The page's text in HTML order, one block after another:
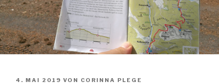
VERÖFFENTLICHT
4. MAI 2019 VON CORINNA PLEGE